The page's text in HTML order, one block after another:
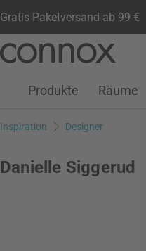
Gratis Paketversand ab 99 €
Kundenkonto
Wunschliste
Warenkorb
Produkte Räume
Inspiration Designer
Danielle Siggerud